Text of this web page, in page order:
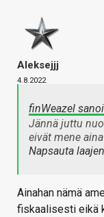
Aleksejjj
4.8.2022
finWeazel sanoi
Jännä juttu
eivät mene
Napsauta
Ainahan nämä
fiskaalisesti eikä